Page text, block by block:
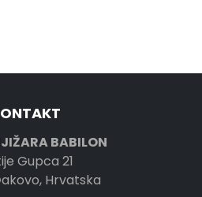
BABILON
Gupca 21
Hrvatska